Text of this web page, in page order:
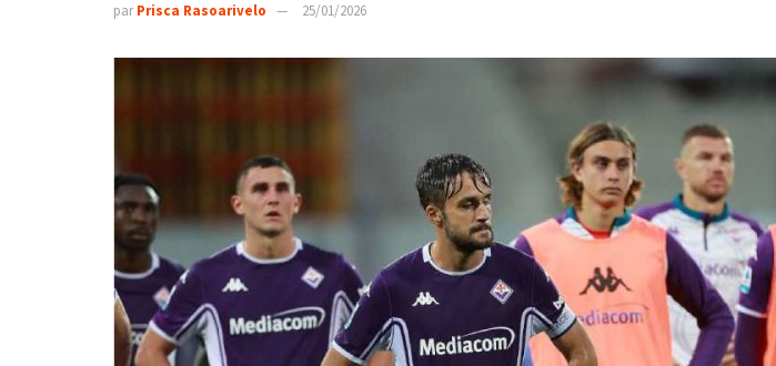
par Prisca Rasoarivelo 25/01/2026